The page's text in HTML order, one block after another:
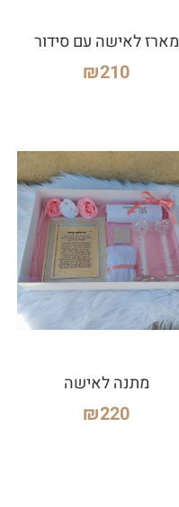
מארז לאישה עם סידור
₪210
מתנה לאישה
₪220